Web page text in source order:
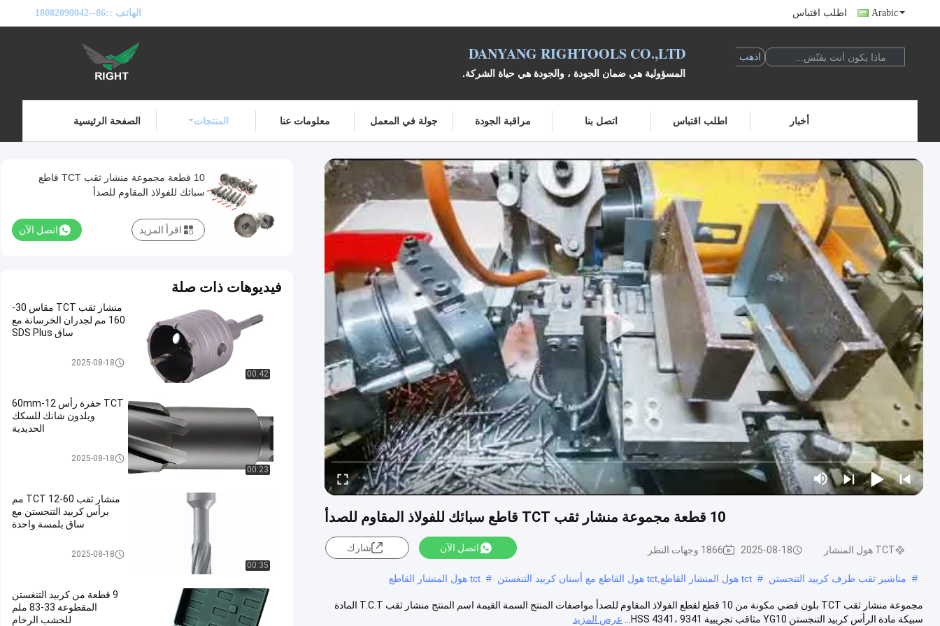
الهاتف ::86--18082090042 اطلب اقتباس Arabic
DANYANG RIGHTOOLS CO.,LTD
المسؤولية هي ضمان الجودة ، والجودة هي حياة الشركة.
الصفحة الرئيسية المنتجات معلومات عنا جولة في المعمل مراقبة الجودة اتصل بنا اطلب اقتباس أخبار
10 قطعة مجموعة منشار ثقب TCT قاطع سبائك للفولاذ المقاوم للصدأ
TCT هول المنشار 2025-08-18 1866 وجهات النظر اتصل الآن شارك
# مناشير ثقب طرف كربيد التنجستن # tct هول المنشار القاطع,tct هول القاطع مع أسنان كربيد التنغستن # tct هول المنشار القاطع
مجموعة منشار ثقب TCT بلون فضي مكونة من 10 قطع لقطع الفولاذ المقاوم للصدأ مواصفات المنتج السمة القيمة اسم المنتج منشار ثقب T.C.T المادة
سبيكة مادة الرأس كربيد التنجستن YG10 مثاقب تجريبية HSS 4341، 9341...
عرض المزيد
10 قطعة مجموعة منشار ثقب TCT قاطع
سبائك للفولاذ المقاوم للصدأ
اتصل الآن اقرأ المزيد
فيديوهات ذات صلة
00:42
منشار ثقب TCT مقاس 30-
160 مم لجدران الخرسانة مع
ساق SDS Plus
TCT هول المنشار2025-08-18
00:23
TCT حفرة رأس 12-60mm
ويلدون شانك للسكك
الحديدية
TCT هول المنشار2025-08-18
00:35
منشار ثقب TCT 12-60 مم
برأس كربيد التنجستن مع
ساق بلمسة واحدة
TCT هول المنشار2025-08-18
9 قطعة من كربيد التنغستن
المقطوعة 33-83 ملم
للخشب الرخام